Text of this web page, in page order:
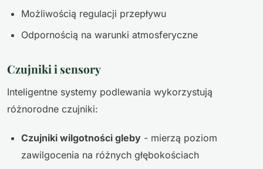
Możliwością regulacji przepływu
Odpornością na warunki atmosferyczne
Czujniki i sensory
Inteligentne systemy podlewania wykorzystują
różnorodne czujniki:
Czujniki wilgotności gleby - mierzą poziom
zawilgocenia na różnych głębokościach